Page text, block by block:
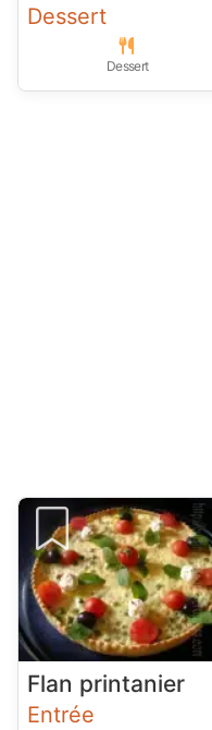
Dessert
Dessert
Flan printanier
Entrée